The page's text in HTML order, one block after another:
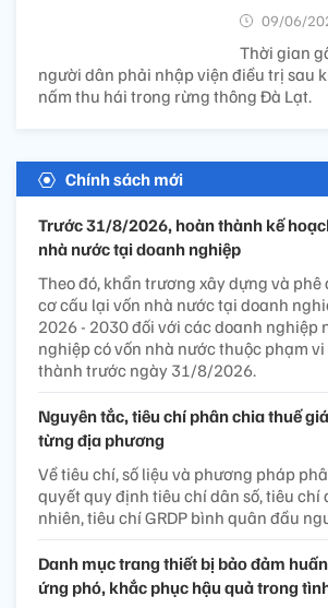
09/06/
Thời gian
người dân phải nhập viện điều trị sau
nấm thu hái trong rừng thông Đà Lạt.
Chính sách mới
Trước 31/8/2026, hoàn thành kế
nhà nước tại doanh nghiệp
Theo đó, khẩn trương xây dựng và phê
cơ cấu lại vốn nhà nước tại doanh
2026 - 2030 đối với các doanh nghiệp
nghiệp có vốn nhà nước thuộc phạm
thành trước ngày 31/8/2026.
Nguyên tắc, tiêu chí phân chia thuế
từng địa phương
Về tiêu chí, số liệu và phương pháp
quyết quy định tiêu chí dân số, tiêu chí
nhiên, tiêu chí GRDP bình quân đầu
Danh mục trang thiết bị bảo đảm
ứng phó, khắc phục hậu quả trong